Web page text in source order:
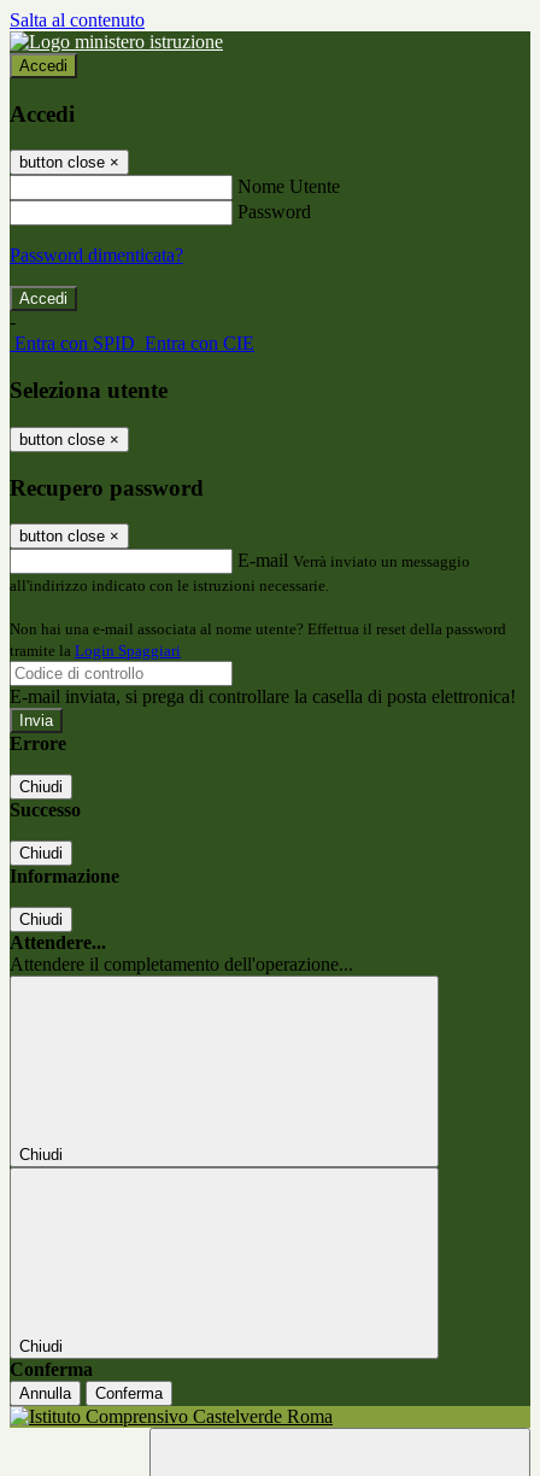
Salta al contenuto
Accedi
Accedi
button close ×
Nome Utente
Password
Password dimenticata?
-
Entra con SPID Entra con CIE
Seleziona utente
button close ×
Recupero password
button close ×
E-mail Verrà inviato un messaggio
all'indirizzo indicato con le istruzioni necessarie.
Non hai una e-mail associata al nome utente? Effettua il reset della password
tramite la Login Spaggiari
E-mail inviata, si prega di controllare la casella di posta elettronica!
Errore
Chiudi
Successo
Chiudi
Informazione
Chiudi
Attendere...
Attendere il completamento dell'operazione...
Chiudi
Chiudi
Conferma
Annulla Conferma